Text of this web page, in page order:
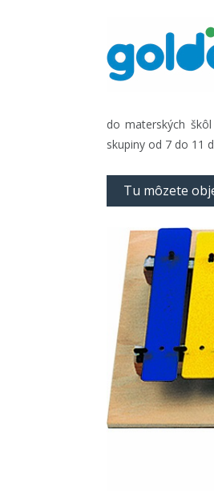
do materských
skupiny od 7 do 11
Tu môzete